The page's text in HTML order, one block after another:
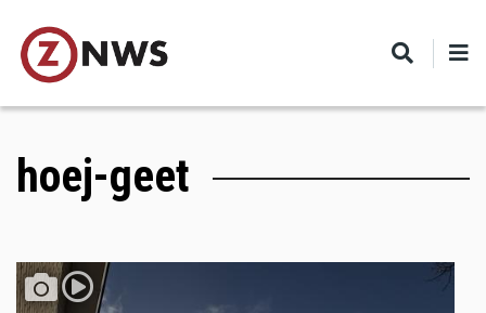
main
content
hoej-geet